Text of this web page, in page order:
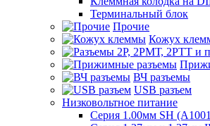
Терминальный блок
Прочие
Кожух
ВЧ разъемы
USB разъем
Низковольтное питание
Серия 1.00мм SH